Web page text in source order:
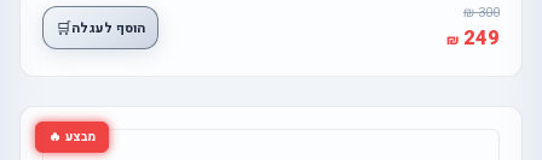
300
249 הוסף לעגלה🛒
מבצע 🔥